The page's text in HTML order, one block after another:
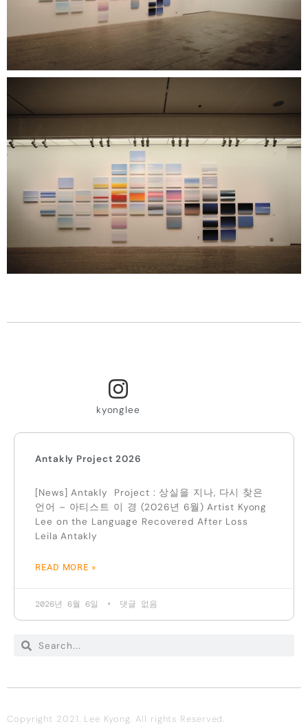
kyonglee
Antakly Project 2026
[News] Antakly Project : 상실을 지나, 다시 찾은
언어 – 아티스트 이 경 (2026년 6월) Artist Kyong
Lee on the Language Recovered After Loss
Leila Antakly
READ MORE »
2026년 6월 6일 댓글 없음
Copyright 2021. Lee Kyong. All rights Reserved.